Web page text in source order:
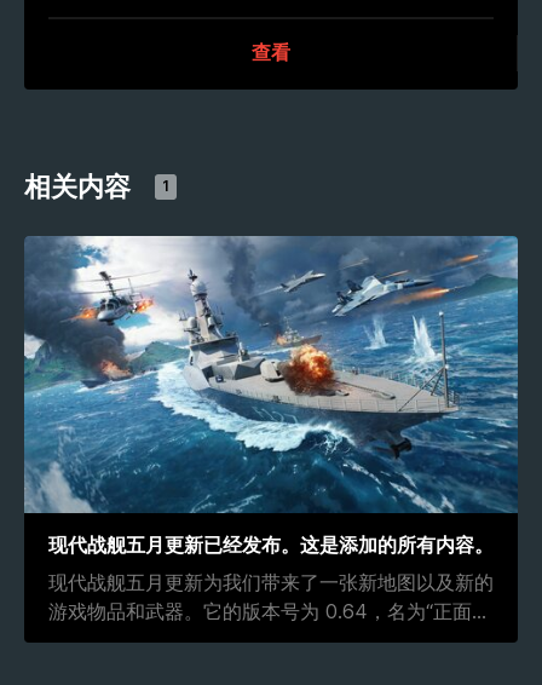
查看
相关内容 1
现代战舰五月更新已经发布。这是添加的所有内容。
现代战舰五月更新为我们带来了一张新地图以及新的
游戏物品和武器。它的版本号为 0.64，名为“正面...